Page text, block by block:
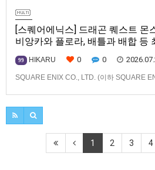
[스퀘어에닉스] 드래곤 퀘스트 몬
비앙카와 플로라, 배틀과 배합 등
99 HIKARU 0 0
SQUARE ENIX CO., LTD. (이하 SQUARE
와 플로라』(대응 기종: Nintendo Switch™ 2/
Switch™/PlayStation®…
1 2 3 4